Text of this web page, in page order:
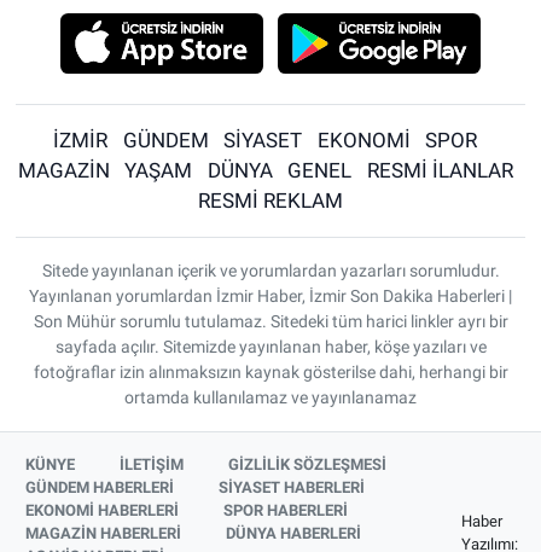
İZMİR GÜNDEM SİYASET EKONOMİ
SPOR
MAGAZİN
YAŞAM DÜNYA GENEL
RESMİ İLANLAR
RESMİ REKLAM
Sitede yayınlanan içerik ve yorumlardan yazarları sorumludur.
Yayınlanan yorumlardan İzmir Haber, İzmir Son Dakika Haberleri |
Son Mühür sorumlu tutulamaz. Sitedeki tüm harici linkler ayrı bir
sayfada açılır. Sitemizde yayınlanan haber, köşe yazıları ve
fotoğraflar izin alınmaksızın kaynak gösterilse dahi, herhangi bir
ortamda kullanılamaz ve yayınlanamaz
KÜNYE İLETİŞİM
GİZLİLİK SÖZLEŞMESİ
GÜNDEM HABERLERİ
SİYASET HABERLERİ
EKONOMİ HABERLERİ
SPOR HABERLERİ
MAGAZİN HABERLERİ
DÜNYA HABERLERİ
Haber
Yazılımı: